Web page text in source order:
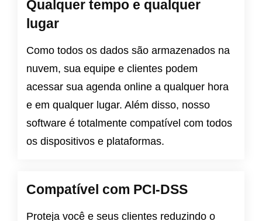
Qualquer tempo e qualquer
lugar
Como todos os dados são armazenados na
nuvem, sua equipe e clientes podem
acessar sua agenda online a qualquer hora
e em qualquer lugar. Além disso, nosso
software é totalmente compatível com todos
os dispositivos e plataformas.
Compatível com PCI-DSS
Proteja você e seus clientes reduzindo o